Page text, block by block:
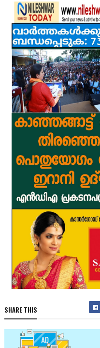
SHARE THIS